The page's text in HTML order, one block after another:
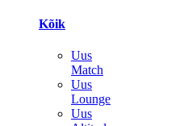
Kõik
Uus
Match
Uus
Lounge
Uus